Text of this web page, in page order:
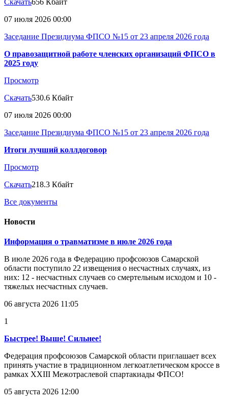
07 июля 2026 00:00
Заседание Президиума ФПСО №15 от 23 апреля 2026 года
О правозащитной работе членских организаций ФПСО в
2025 году
Просмотр
Скачать530.6 Кбайт
07 июля 2026 00:00
Заседание Президиума ФПСО №15 от 23 апреля 2026 года
Итоги лучший коллдоговор
Просмотр
Скачать218.3 Кбайт
Все документы
Новости
Информация о травматизме в июле 2026 года
В июле 2026 года в Федерацию профсоюзов Самарской
области поступило 22 извещения о несчастных случаях, из
них: 12 - несчастных случаев со смертельным исходом и 10 -
тяжелых несчастных случаев.
06 августа 2026 11:05
1
Быстрее! Выше! Сильнее!
Федерация профсоюзов Самарской области приглашает всех
принять участие в традиционном легкоатлетическом кроссе в
рамках XXIII Межотраслевой спартакиады ФПСО!
05 августа 2026 12:00